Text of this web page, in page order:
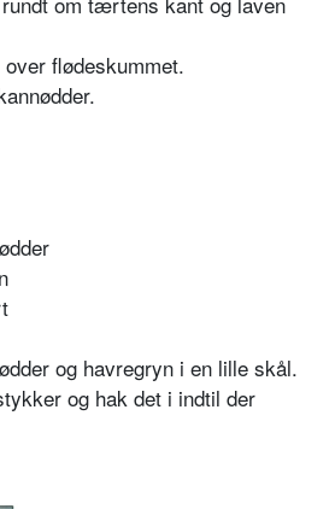
flødeskummet.
og havregryn i en lille skål.
og hak det i indtil der